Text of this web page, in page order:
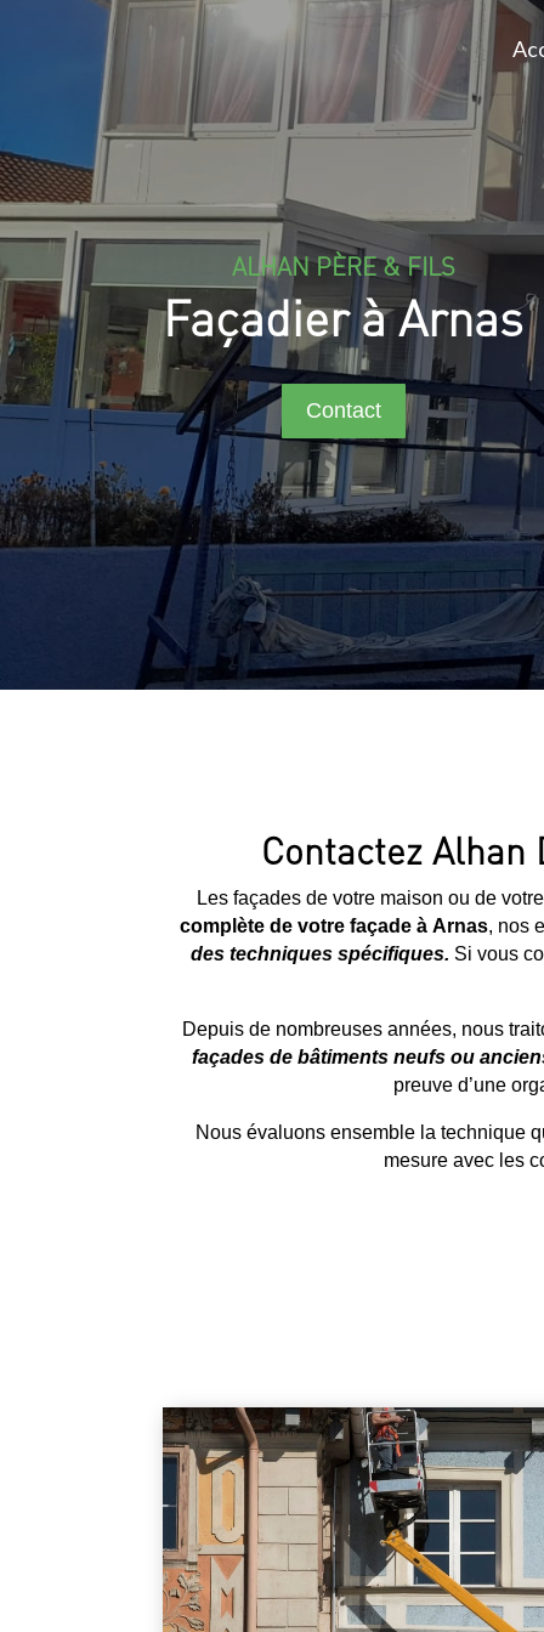
ALHAN PÈRE & FILS
Façadier à Arnas
Contact
Contactez Alhan
Les façades de votre maison ou de
complète de votre façade à Arnas, nos
des techniques spécifiques. Si vous
Depuis de nombreuses années, nous
façades de bâtiments neufs ou
preuve d’une
Nous évaluons ensemble la technique
mesure avec les